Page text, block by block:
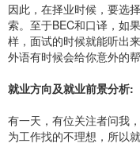
因此，在择业时候，要选
索。至于BEC和口译，如
样，面试的时候就能听出
外语有时候会给你意外的帮
就业方向及就业前景分析:
有一天，有位关注者问我
为工作找的不理想，所以